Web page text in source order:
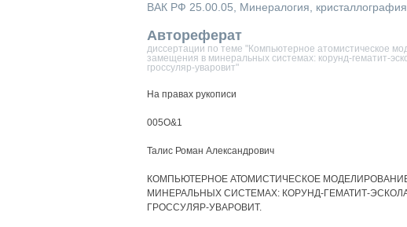
ВАК РФ 25.00.05, Минералогия, кристаллография
Автореферат
диссертации по теме "Компьютерное атомистическое
замещения в минеральных системах: корунд-гематит-
гроссуляр-уваровит"
На правах рукописи
005О&1
Талис Роман Александрович
КОМПЬЮТЕРНОЕ АТОМИСТИЧЕСКОЕ
МИНЕРАЛЬНЫХ СИСТЕМАХ: КОРУНД-ГЕМАТИТ-
ГРОССУЛЯР-УВАРОВИТ.